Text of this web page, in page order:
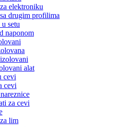
elektroniku
drugim profilima
setu
naponom
alat
cevi
cevi
za cevi
lim